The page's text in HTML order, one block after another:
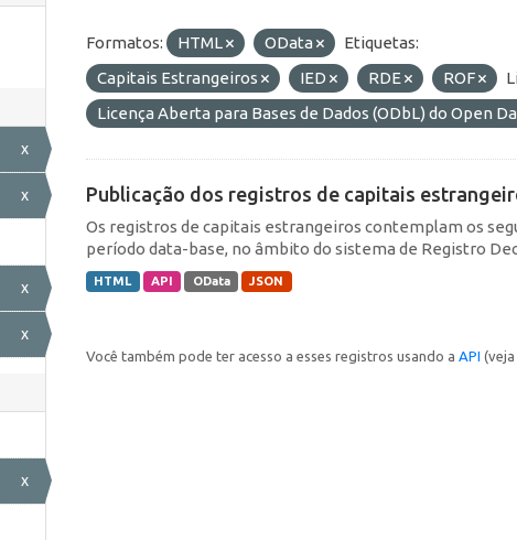
x
x
x
x
x
Formatos: HTML OData
Etiquetas:
Capitais Estrangeiros
IED RDE ROF
Licença Aberta para Bases de Dados (ODbL) do Open
Publicação dos registros de capitais
Os registros de capitais estrangeiros contemplam os
período data-base, no âmbito do sistema de Registro
HTML API OData JSON
Você também pode ter acesso a esses registros usando a API (veja